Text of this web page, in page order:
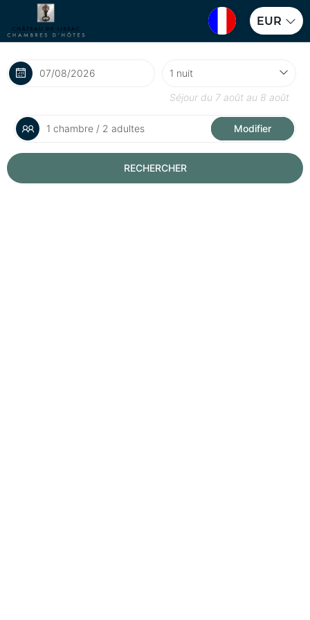
EUR
Séjour du 7 août au 8 août
1 chambre / 2 adultes Modifier